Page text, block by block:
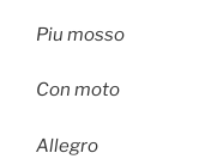
Piu mosso
Con moto
Allegro